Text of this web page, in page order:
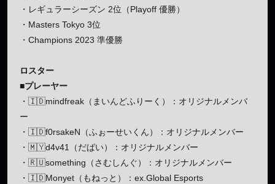
・レギュラーシーズン 2位（Playoff 優勝）
・Masters Tokyo 3位
・Champions 2023 準優勝
ロスター
■プレーヤー
・🇮🇩mindfreak（まいんどふりーく）：オリジナルメンバ
ー
・🇮🇩f0rsakeN（ふぉーせいくん）：オリジナルメンバー
・🇲🇾d4v41（だばい）：オリジナルメンバー
・🇷🇺something（さむしんぐ）：オリジナルメンバー
・🇮🇩Monyet（もねっと）：ex.Global Esports